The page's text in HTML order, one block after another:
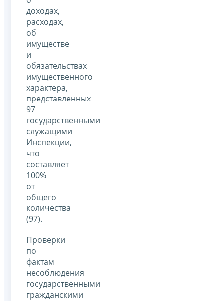
доходах,
расходах,
об
имуществе
и
обязательствах
имущественного
характера,
представленных
97
государственными
служащими
Инспекции,
что
составляет
100%
от
общего
количества
(97).
Проверки
по
фактам
несоблюдения
государственными
гражданскими